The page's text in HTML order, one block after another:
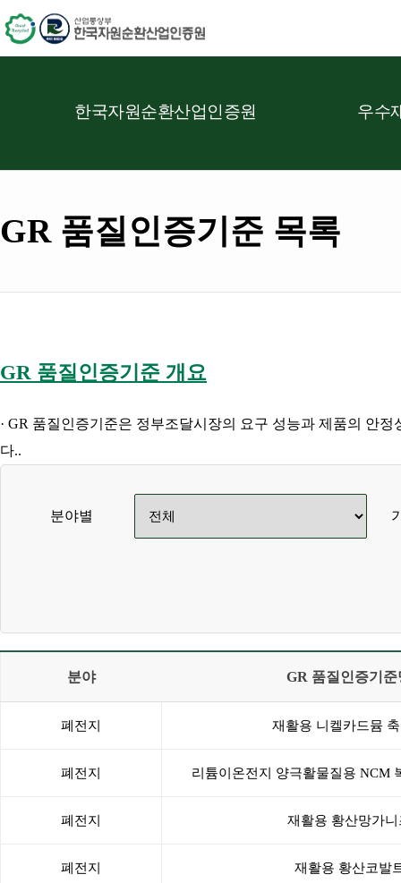
한국자원순환산업인증원 우수
GR 품질인증기준 목록
GR 품질인증기준 개요
· GR 품질인증기준은 정부조달시장의 요구 성능과 제품의 안
다..
분야별
분야 GR 품질인증기준
폐전지 재활용 니켈카드뮴
폐전지 리튬이온전지 양극활물질용 NCM
폐전지 재활용 황산망가니
폐전지 재활용 황산코발